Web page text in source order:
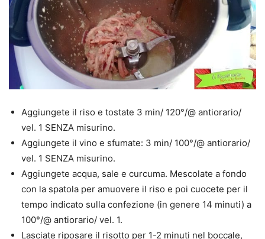
Aggiungete il riso e tostate 3 min/ 120°/@ antiorario/
vel. 1 SENZA misurino.
Aggiungete il vino e sfumate: 3 min/ 100°/@ antiorario/
vel. 1 SENZA misurino.
Aggiungete acqua, sale e curcuma. Mescolate a fondo
con la spatola per amuovere il riso e poi cuocete per il
tempo indicato sulla confezione (in genere 14 minuti) a
100°/@ antiorario/ vel. 1.
Lasciate riposare il risotto per 1-2 minuti nel boccale,